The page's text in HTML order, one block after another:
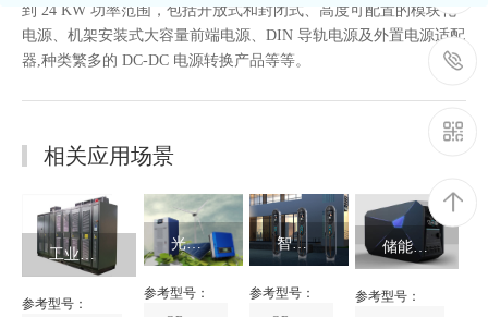
到 24 KW 功率范围，包括开放式和封闭式、高度可配置的模块化
电源、机架安装式大容量前端电源、DIN 导轨电源及外置电源适配
器,种类繁多的 DC-DC 电源转换产品等等。
相关应用场景
工业变
频器
参考型号：
光伏
逆变
参考型号：
智能
充电
参考型号：
储能电
源
参考型号：